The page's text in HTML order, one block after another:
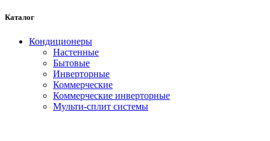
Каталог
Кондиционеры
Настенные
Бытовые
Инверторные
Коммерческие
Коммерческие инверторные
Мульти-сплит системы